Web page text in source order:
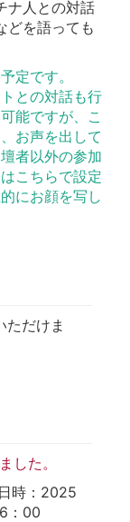
ナ人との対話
どを語っても
定です。
との対話も行
能ですが、こ
お声を出して
者以外の参加
こちらで設定
にお顔を写し
ただけま
した。
時：2025
：00